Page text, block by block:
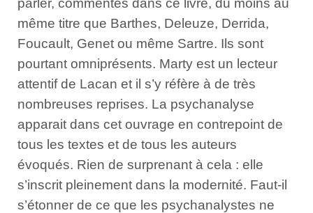
parler, commentés dans ce livre, du moins au
même titre que Barthes, Deleuze, Derrida,
Foucault, Genet ou même Sartre. Ils sont
pourtant omniprésents. Marty est un lecteur
attentif de Lacan et il s’y réfère à de très
nombreuses reprises. La psychanalyse
apparait dans cet ouvrage en contrepoint de
tous les textes et de tous les auteurs
évoqués. Rien de surprenant à cela : elle
s’inscrit pleinement dans la modernité. Faut-il
s’étonner de ce que les psychanalystes ne